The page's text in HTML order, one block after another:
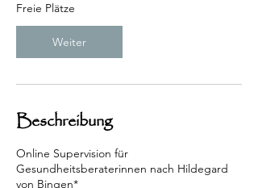
7
Freie Plätze
Weiter
Beschreibung
Online Supervision für
Gesundheitsberaterinnen nach Hildegard
von Bingen*